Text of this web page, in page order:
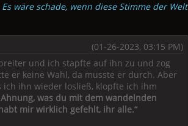
wäre schade, wenn diese Stimme der Welt
(01-26-2023, 03:15 PM)
und ich stapfte auf ihn zu und zog
er keine Wahl, da musste er durch. Aber
ihn wieder losließ, klopfte ich ihm
was du mit dem wandelnden
mir wirklich gefehlt, ihr alle.“